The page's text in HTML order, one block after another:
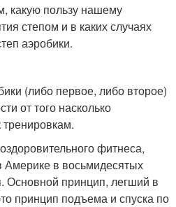
какую пользу нашему
степом и в каких случаях
аэробики.
(либо первое, либо второе)
от того насколько
фитнеса,
Америке в восьмидесятых
Основной принцип, легший в
принцип подъема и спуска по